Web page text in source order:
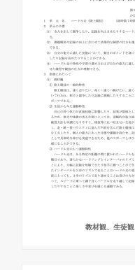
教材観、生徒観